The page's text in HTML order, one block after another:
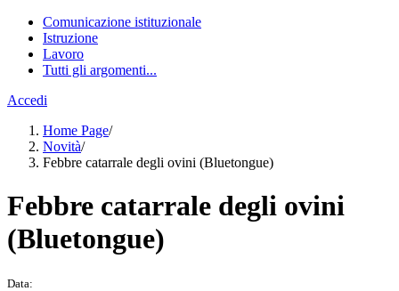
Comunicazione istituzionale
Istruzione
Lavoro
Tutti gli argomenti...
Accedi
Home Page/
Novità/
Febbre catarrale degli ovini (Bluetongue)
Febbre catarrale degli ovini
(Bluetongue)
Data: